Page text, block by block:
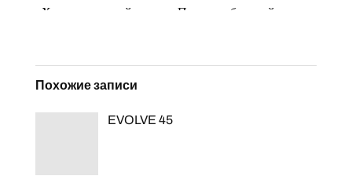
Похожие записи
EVOLVE 45